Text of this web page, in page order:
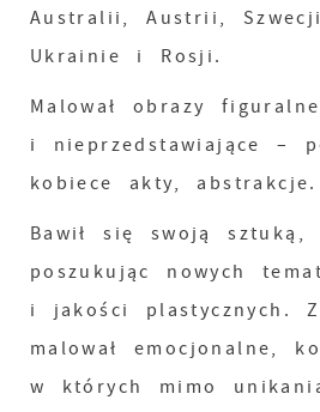
Australii, Austrii,
Ukrainie i Rosji.
Malował obrazy figuralne
i nieprzedstawiające –
kobiece akty, abstrakcje.
Bawił się swoją sztuką,
poszukując nowych
i jakości plastycznych.
malował emocjonalne,
w których mimo